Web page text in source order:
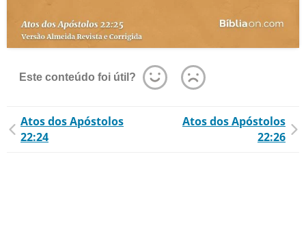
Este conteúdo foi útil?
Atos dos Apóstolos
22:24
Atos dos Apóstolos
22:26